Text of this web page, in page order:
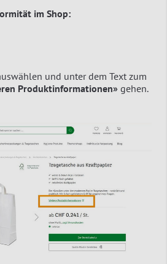
im Shop:
und unter dem Text zum
Produktinformationen» gehen.